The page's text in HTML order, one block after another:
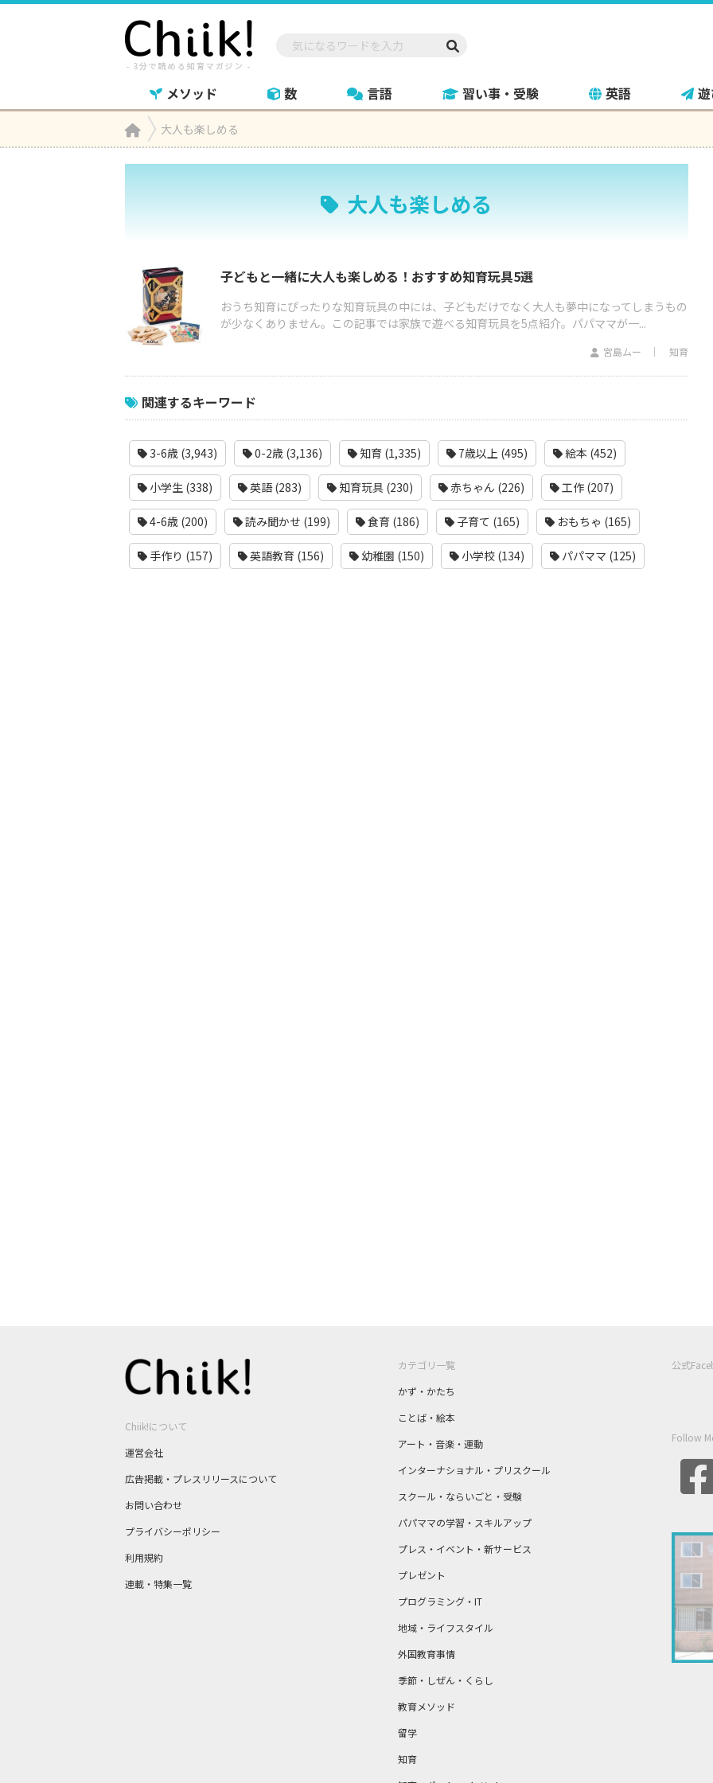
メソッド 数 言語 習い事・受験 英語
Home大人も楽しめる
大人も楽しめる
子どもと一緒に大人も楽しめる！おすすめ知育玩具5選
おうち知育にぴったりな知育玩具の中には、子どもだけでなく大人も夢中になってしまうもの
が少なくありません。この記事では家族で遊べる知育玩具を5点紹介。パパママが一...
宮島ムー 知育
関連するキーワード
3-6歳 (3,943) 0-2歳 (3,136) 知育 (1,335) 7歳以上 (495) 絵本 (452)
小学生 (338) 英語 (283) 知育玩具 (230) 赤ちゃん (226) 工作 (207)
4-6歳 (200) 読み聞かせ (199) 食育 (186) 子育て (165) おもちゃ (165)
手作り (157) 英語教育 (156) 幼稚園 (150) 小学校 (134) パパママ (125)
Chiik!について
運営会社
広告掲載・プレスリリースについて
お問い合わせ
プライバシーポリシー
利用規約
連載・特集一覧
カテゴリ一覧
かず・かたち
ことば・絵本
アート・音楽・運動
インターナショナル・プリスクール
スクール・ならいごと・受験
パパママの学習・スキルアップ
プレス・イベント・新サービス
プレゼント
プログラミング・IT
地域・ライフスタイル
外国教育事情
季節・しぜん・くらし
教育メソッド
留学
知育
公式
Follow